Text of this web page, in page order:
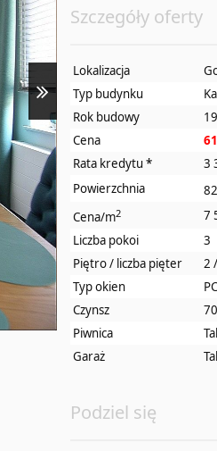
Szczegóły oferty
Lokalizacja
Typ budynku
Rok budowy
Cena
Rata kredytu*
3
Powierzchnia
Cena/m2
7
Liczba pokoi
3
Piętro / liczba pięter
2
Typ okien
Czynsz
Piwnica
Garaż
Podziel się